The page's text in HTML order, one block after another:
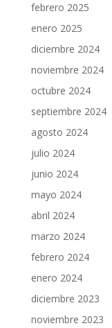
febrero 2025
enero 2025
diciembre 2024
noviembre 2024
octubre 2024
septiembre 2024
agosto 2024
julio 2024
junio 2024
mayo 2024
abril 2024
marzo 2024
febrero 2024
enero 2024
diciembre 2023
noviembre 2023